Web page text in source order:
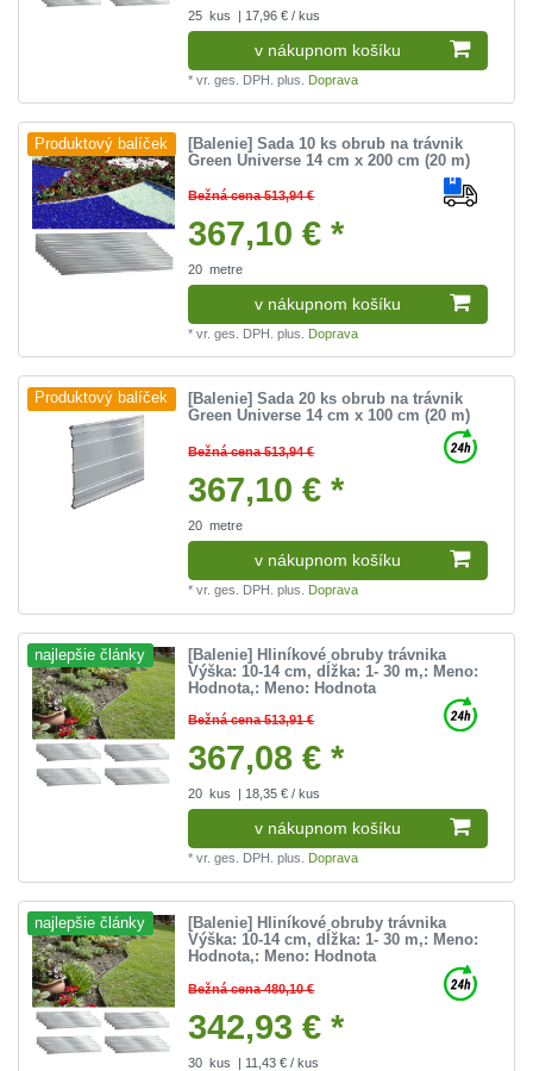
25 kus | 17,96 € / kus
v nákupnom košíku
*vr. ges. DPH. plus. Doprava
Produktový balíček
[Balenie] Sada 10 ks obrub na trávnik
Green Universe 14 cm x 200 cm (20 m)
Bežná cena 513,94 €
367,10 € *
20 metre
v nákupnom košíku
*vr. ges. DPH. plus. Doprava
Produktový balíček
[Balenie] Sada 20 ks obrub na trávnik
Green Universe 14 cm x 100 cm (20 m)
Bežná cena 513,94 €
367,10 € *
20 metre
v nákupnom košíku
*vr. ges. DPH. plus. Doprava
najlepšie články
[Balenie] Hliníkové obruby trávnika
Výška: 10-14 cm, dĺžka: 1- 30 m,: Meno:
Hodnota,: Meno: Hodnota
Bežná cena 513,91 €
367,08 € *
20 kus | 18,35 € / kus
v nákupnom košíku
*vr. ges. DPH. plus. Doprava
najlepšie články
[Balenie] Hliníkové obruby trávnika
Výška: 10-14 cm, dĺžka: 1- 30 m,: Meno:
Hodnota,: Meno: Hodnota
Bežná cena 480,10 €
342,93 € *
30 kus | 11,43 € / kus